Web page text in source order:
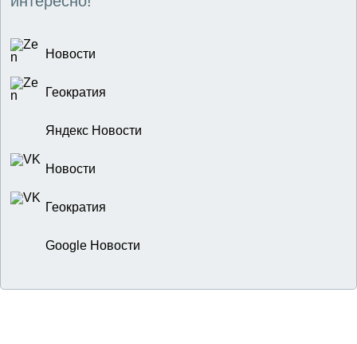
Новости
Геократия
Яндекс Новости
Новости
Геократия
Google Новости